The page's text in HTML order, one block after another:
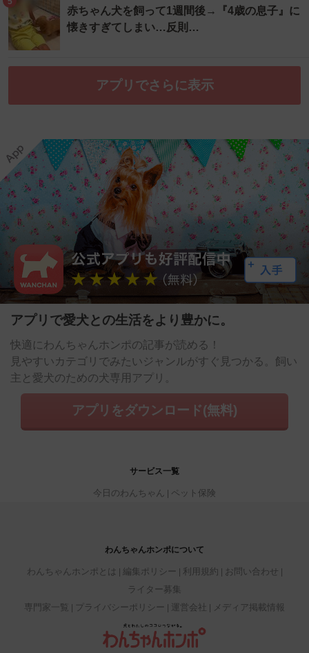
赤ちゃん犬を飼って1週間後→『4歳の息子』に
懐きすぎてしまい…反則…
アプリでさらに表示
アプリで愛犬との生活をより豊かに。
快適にわんちゃんホンポの記事が読める！
見やすいカテゴリでみたいジャンルがすぐ見つかる。飼い
主と愛犬のための犬専用アプリ。
アプリをダウンロード(無料)
サービス一覧
今日のわんちゃん ペット保険
わんちゃんホンポについて
わんちゃんホンポとは 編集ポリシー 利用規約
お問い合わせ
ライター募集
専門家一覧
プライバシーポリシー 運営会社 メディア掲載情報